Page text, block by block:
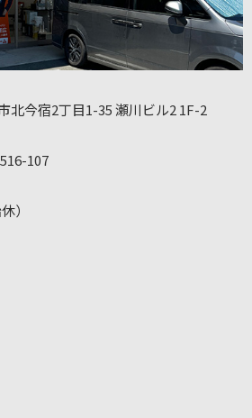
北今宿2丁目1-35 瀬川ビル2 1F-2
107
）